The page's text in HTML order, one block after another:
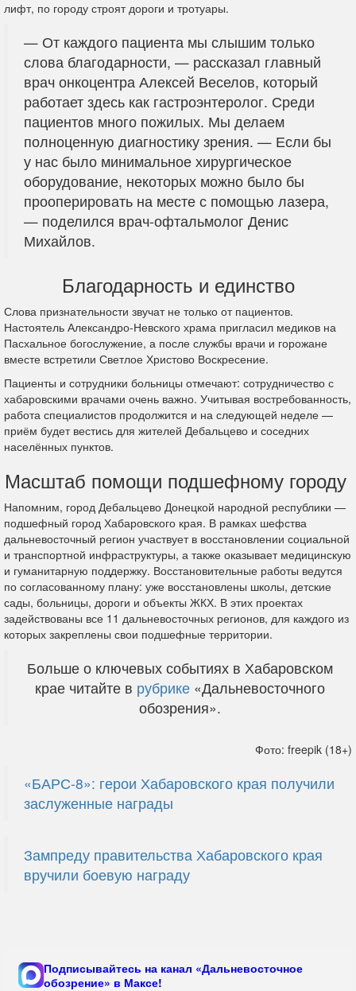
лифт, по городу строят дороги и тротуары.
— От каждого пациента мы слышим только
слова благодарности, — рассказал главный
врач онкоцентра Алексей Веселов, который
работает здесь как гастроэнтеролог. Среди
пациентов много пожилых. Мы делаем
полноценную диагностику зрения. — Если бы
у нас было минимальное хирургическое
оборудование, некоторых можно было бы
прооперировать на месте с помощью лазера,
— поделился врач-офтальмолог Денис
Михайлов.
Благодарность и единство
Слова признательности звучат не только от пациентов.
Настоятель Александро-Невского храма пригласил медиков на
Пасхальное богослужение, а после службы врачи и горожане
вместе встретили Светлое Христово Воскресение.
Пациенты и сотрудники больницы отмечают: сотрудничество с
хабаровскими врачами очень важно. Учитывая востребованность,
работа специалистов продолжится и на следующей неделе —
приём будет вестись для жителей Дебальцево и соседних
населённых пунктов.
Масштаб помощи подшефному городу
Напомним, город Дебальцево Донецкой народной республики —
подшефный город Хабаровского края. В рамках шефства
дальневосточный регион участвует в восстановлении социальной
и транспортной инфраструктуры, а также оказывает медицинскую
и гуманитарную поддержку. Восстановительные работы ведутся
по согласованному плану: уже восстановлены школы, детские
сады, больницы, дороги и объекты ЖКХ. В этих проектах
задействованы все 11 дальневосточных регионов, для каждого из
которых закреплены свои подшефные территории.
Больше о ключевых событиях в Хабаровском
крае читайте в рубрике «Дальневосточного
обозрения».
Фото: freepik (18+)
«БАРС-8»: герои Хабаровского края получили
заслуженные награды
Зампреду правительства Хабаровского края
вручили боевую награду
Подписывайтесь на канал «Дальневосточное
обозрение» в Максе!